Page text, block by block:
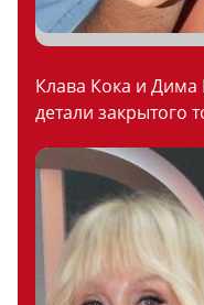
Клава Кока и
детали закрытого